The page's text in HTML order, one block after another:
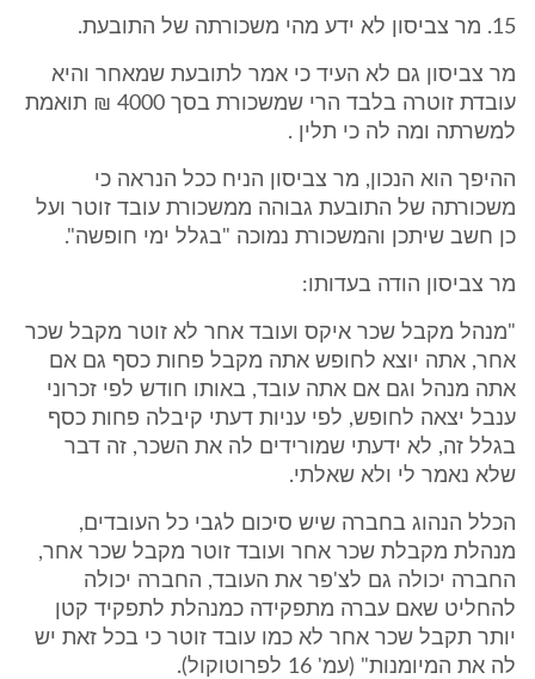
15. מר צביסון לא ידע מהי משכורתה של התובעת.
מר צביסון גם לא העיד כי אמר לתובעת שמאחר והיא
עובדת זוטרה בלבד הרי שמשכורת בסך 4000 ₪ תואמת
למשרתה ומה לה כי תלין .
ההיפך הוא הנכון, מר צביסון הניח ככל הנראה כי
משכורתה של התובעת גבוהה ממשכורת עובד זוטר ועל
כן חשב שיתכן והמשכורת נמוכה "בגלל ימי חופשה".
מר צביסון הודה בעדותו:
"מנהל מקבל שכר איקס ועובד אחר לא זוטר מקבל שכר
אחר, אתה יוצא לחופש אתה מקבל פחות כסף גם אם
אתה מנהל וגם אם אתה עובד, באותו חודש לפי זכרוני
ענבל יצאה לחופש, לפי עניות דעתי קיבלה פחות כסף
בגלל זה, לא ידעתי שמורידים לה את השכר, זה דבר
שלא נאמר לי ולא שאלתי.
הכלל הנהוג בחברה שיש סיכום לגבי כל העובדים,
מנהלת מקבלת שכר אחר ועובד זוטר מקבל שכר אחר,
החברה יכולה גם לצ'פר את העובד, החברה יכולה
להחליט שאם עברה מתפקידה כמנהלת לתפקיד קטן
יותר תקבל שכר אחר לא כמו עובד זוטר כי בכל זאת יש
לה את המיומנות" (עמ' 16 לפרוטוקול).